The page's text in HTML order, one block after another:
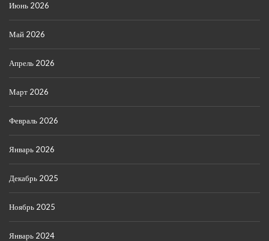
Июнь 2026
Май 2026
Апрель 2026
Март 2026
Февраль 2026
Январь 2026
Декабрь 2025
Ноябрь 2025
Январь 2024